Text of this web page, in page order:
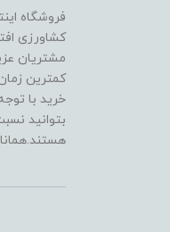
فروشگاه
کشاورزی
مشتریان
کمترین
خرید با
بتوانید